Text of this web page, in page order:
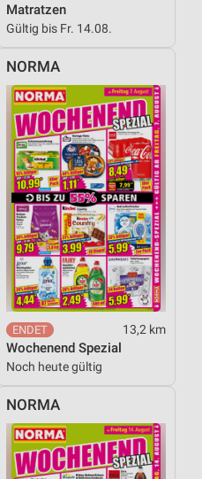
Matratzen
Gültig bis Fr. 14.08.
NORMA
13,2 km
Wochenend Spezial
Noch heute gültig
NORMA